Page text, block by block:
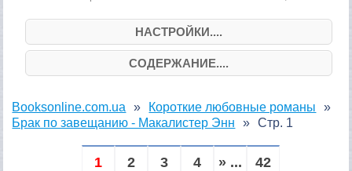
НАСТРОЙКИ....
СОДЕРЖАНИЕ....
Booksonline.com.ua
Короткие любовные романы
Брак по завещанию - Макалистер Энн
Стр. 1
1 2 3 4 » ... 42